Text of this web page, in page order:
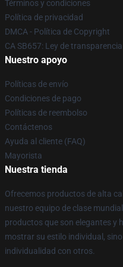
Términos y condiciones
Política de privacidad
DMCA - Política de Copyright
CA SB657: Ley de
Nuestro apoyo
Políticas de envío
Condiciones de pago
Políticas de reembolso
Contáctenos
Ayuda al cliente (FAQ)
Mayorista
Nuestra tienda
Ofrecemos productos de alta
nuestro equipo de clase
productos que son elegantes y
mostrar su estilo individual,
individualidad con otros.